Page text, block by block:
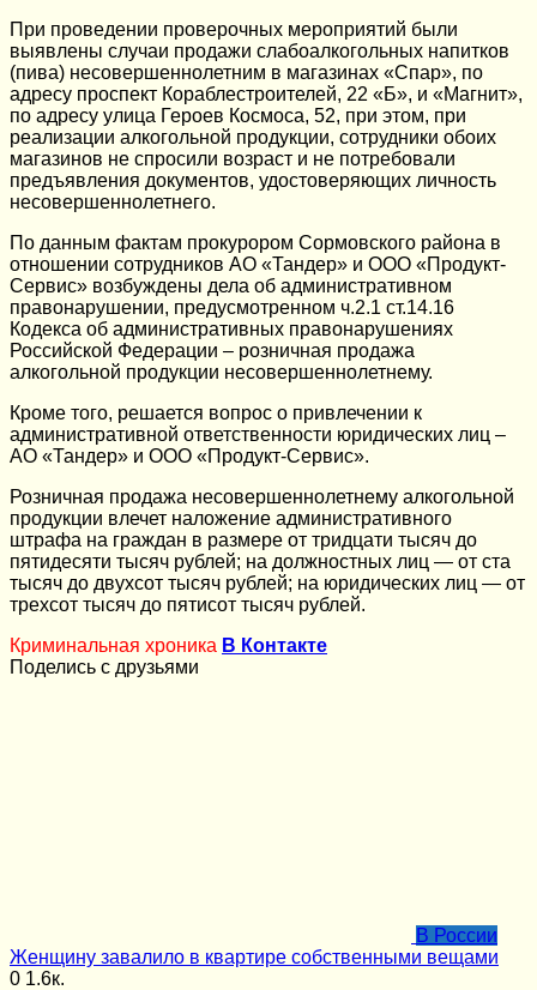
При проведении проверочных мероприятий были
выявлены случаи продажи слабоалкогольных напитков
(пива) несовершеннолетним в магазинах «Спар», по
адресу проспект Кораблестроителей, 22 «Б», и «Магнит»,
по адресу улица Героев Космоса, 52, при этом, при
реализации алкогольной продукции, сотрудники обоих
магазинов не спросили возраст и не потребовали
предъявления документов, удостоверяющих личность
несовершеннолетнего.
По данным фактам прокурором Сормовского района в
отношении сотрудников АО «Тандер» и ООО «Продукт-
Сервис» возбуждены дела об административном
правонарушении, предусмотренном ч.2.1 ст.14.16
Кодекса об административных правонарушениях
Российской Федерации – розничная продажа
алкогольной продукции несовершеннолетнему.
Кроме того, решается вопрос о привлечении к
административной ответственности юридических лиц –
АО «Тандер» и ООО «Продукт-Сервис».
Розничная продажа несовершеннолетнему алкогольной
продукции влечет наложение административного
штрафа на граждан в размере от тридцати тысяч до
пятидесяти тысяч рублей; на должностных лиц — от ста
тысяч до двухсот тысяч рублей; на юридических лиц — от
трехсот тысяч до пятисот тысяч рублей.
Криминальная хроника В Контакте
Поделись с друзьями
В России
Женщину завалило в квартире собственными вещами
0 1.6к.